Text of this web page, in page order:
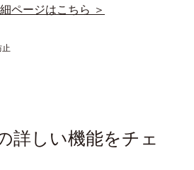
ページはこちら ＞
詳しい機能をチェ